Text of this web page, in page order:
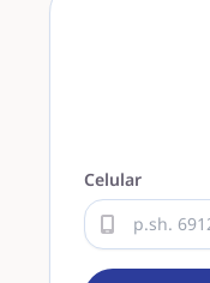
Celular